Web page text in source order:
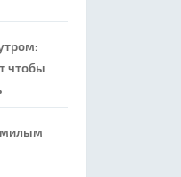
чтобы
милым